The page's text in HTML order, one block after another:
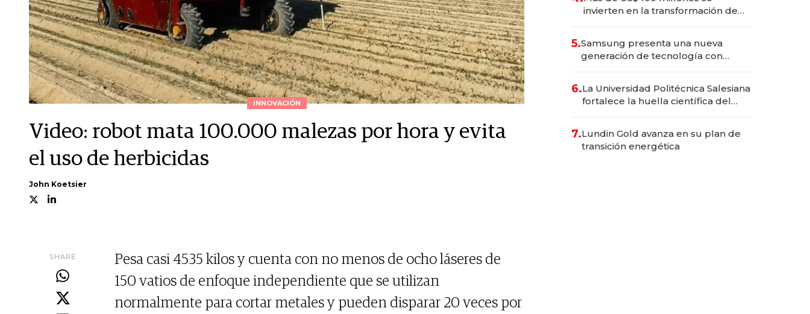
INNOVACIÓN
Video: robot mata 100.000 malezas por hora y evita
el uso de herbicidas
John Koetsier
SHARE
Pesa casi 4535 kilos y cuenta con no menos de ocho láseres de
150 vatios de enfoque independiente que se utilizan
normalmente para cortar metales y pueden disparar 20 veces por
invierten en la transformación de
5.Samsung presenta una nueva
generación de tecnología con
6.La Universidad Politécnica Salesiana
fortalece la huella científica del
7.Lundin Gold avanza en su plan de
transición energética